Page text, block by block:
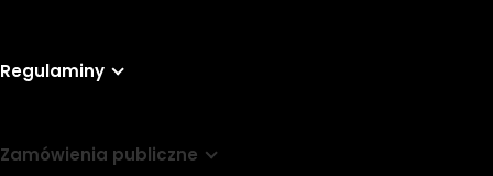
Regulaminy
Zamówienia publiczne